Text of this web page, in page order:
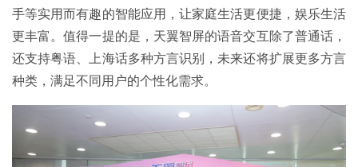
手等实用而有趣的智能应用，让家庭生活更便捷，娱乐生活
更丰富。值得一提的是，天翼智屏的语音交互除了普通话，
还支持粤语、上海话多种方言识别，未来还将扩展更多方言
种类，满足不同用户的个性化需求。